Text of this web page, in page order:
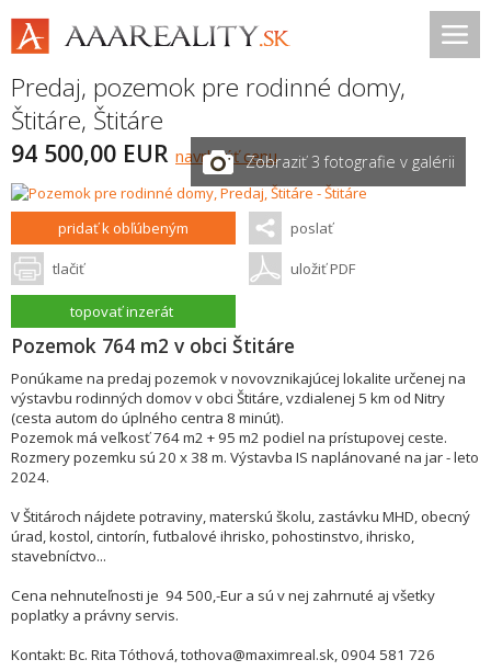
Predaj, pozemok pre rodinné domy,
Štitáre, Štitáre
94 500,00 EUR navrhnúť cenuZobraziť 3 fotografie v galérii
pridať k obľúbeným poslať
tlačiť uložiť PDF
topovať inzerát
Pozemok 764 m2 v obci Štitáre
Ponúkame na predaj pozemok v novovznikajúcej lokalite určenej na
výstavbu rodinných domov v obci Štitáre, vzdialenej 5 km od Nitry
(cesta autom do úplného centra 8 minút).
Pozemok má veľkosť 764 m2 + 95 m2 podiel na prístupovej ceste.
Rozmery pozemku sú 20 x 38 m. Výstavba IS naplánované na jar - leto
2024.
V Štitároch nájdete potraviny, materskú školu, zastávku MHD, obecný
úrad, kostol, cintorín, futbalové ihrisko, pohostinstvo, ihrisko,
stavebníctvo...
Cena nehnuteľnosti je 94 500,-Eur a sú v nej zahrnuté aj všetky
poplatky a právny servis.
Kontakt: Bc. Rita Tóthová, tothova@maximreal.sk, 0904 581 726